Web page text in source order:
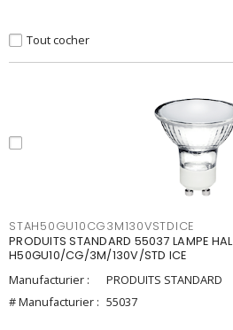
Tout cocher
STAH50GU10CG3M130VSTDICE
PRODUITS STANDARD 55037 LAMPE HAL
H50GU10/CG/3M/130V/STD ICE
Manufacturier :
PRODUITS STANDARD
# Manufacturier : 55037